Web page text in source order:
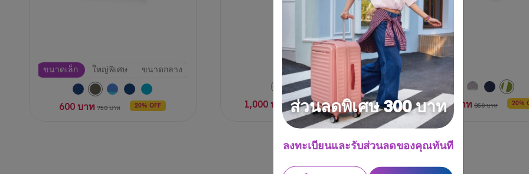
ส่วนลดพิเศษ 300 บาท
ลงทะเบียนและรับส่วนลดของคุณทันที
ขนาดเล็ก ใหญ่พิเศษ ขนาดกลาง
600 บาท 750 บาท 20% OFF 1,000 บาท 1,250 บาท 20% OFF 680 บาท 850 บาท 20%